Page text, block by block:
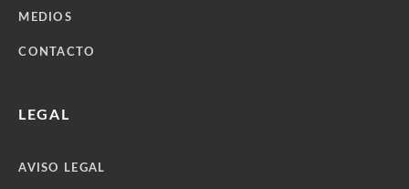
MEDIOS
CONTACTO
LEGAL
AVISO LEGAL